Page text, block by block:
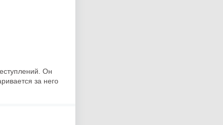
Он
за него